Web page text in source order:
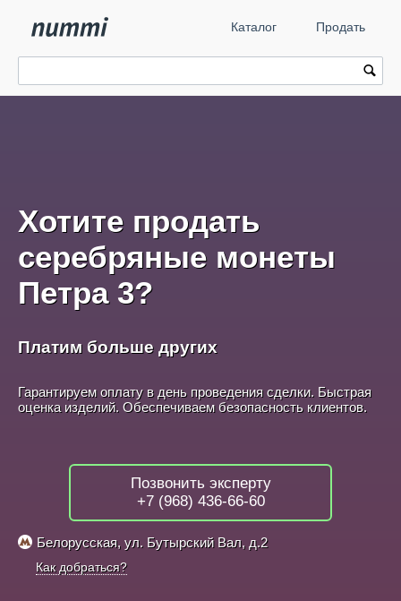
Каталог Продать
Хотите продать
серебряные монеты
Петра 3?
Платим больше других
Гарантируем оплату в день проведения сделки. Быстрая
оценка изделий. Обеспечиваем безопасность клиентов.
Позвонить эксперту
+7 (968) 436-66-60
Белорусская, ул. Бутырский Вал, д.2
Как добраться?